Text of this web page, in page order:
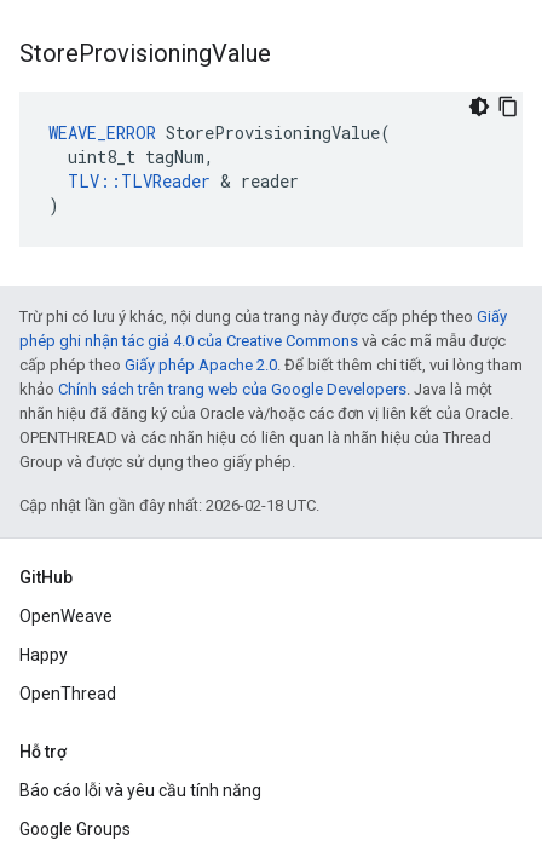
StoreProvisioningValue
WEAVE_ERROR StoreProvisioningValue(
  uint8_t tagNum,
TLV::TLVReader & reader
)
Trừ phi có lưu ý khác, nội dung của trang này được cấp phép theo Giấy
phép ghi nhận tác giả 4.0 của Creative Commons và các mã mẫu được
cấp phép theo Giấy phép Apache 2.0. Để biết thêm chi tiết, vui lòng tham
khảo Chính sách trên trang web của Google Developers. Java là một
nhãn hiệu đã đăng ký của Oracle và/hoặc các đơn vị liên kết của Oracle.
OPENTHREAD và các nhãn hiệu có liên quan là nhãn hiệu của Thread
Group và được sử dụng theo giấy phép.
Cập nhật lần gần đây nhất: 2026-02-18 UTC.
GitHub
OpenWeave
Happy
OpenThread
Hỗ trợ
Báo cáo lỗi và yêu cầu tính năng
Google Groups